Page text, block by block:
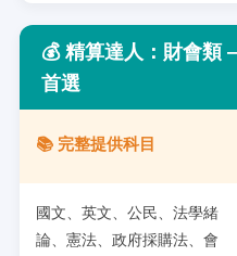
💰 精算達人：財會類
首選
📚 完整提供科目
國文、英文、公民、法學緒
論、憲法、政府採購法、會